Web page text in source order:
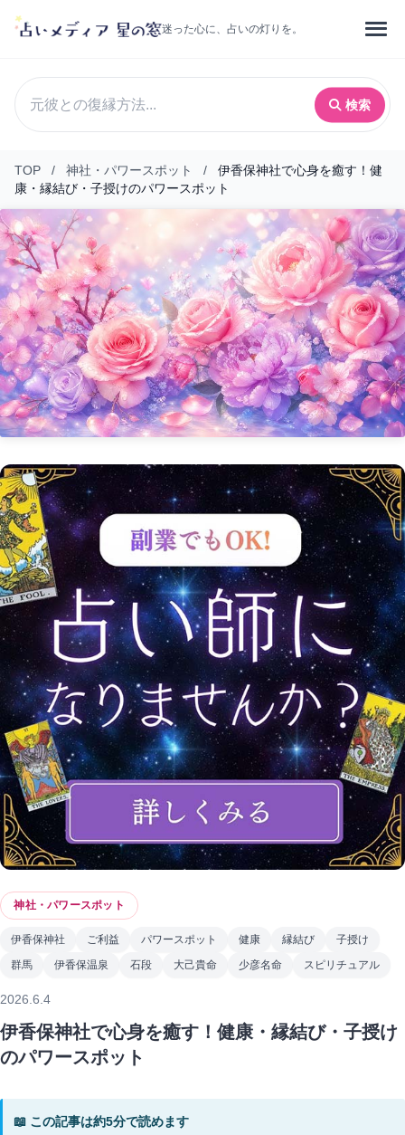
迷った心に、占いの灯りを。
検索
TOP / 神社・パワースポット /
伊香保神社で心身を癒す！健
康・縁結び・子授けのパワースポット
神社・パワースポット
伊香保神社 ご利益 パワースポット 健康 縁結び
子授け
群馬
伊香保温泉 石段 大己貴命 少彦名命 スピリチュアル
2026.6.4
伊香保神社で心身を癒す！健康・縁結び・子授け
のパワースポット
📖 この記事は約5分で読めます